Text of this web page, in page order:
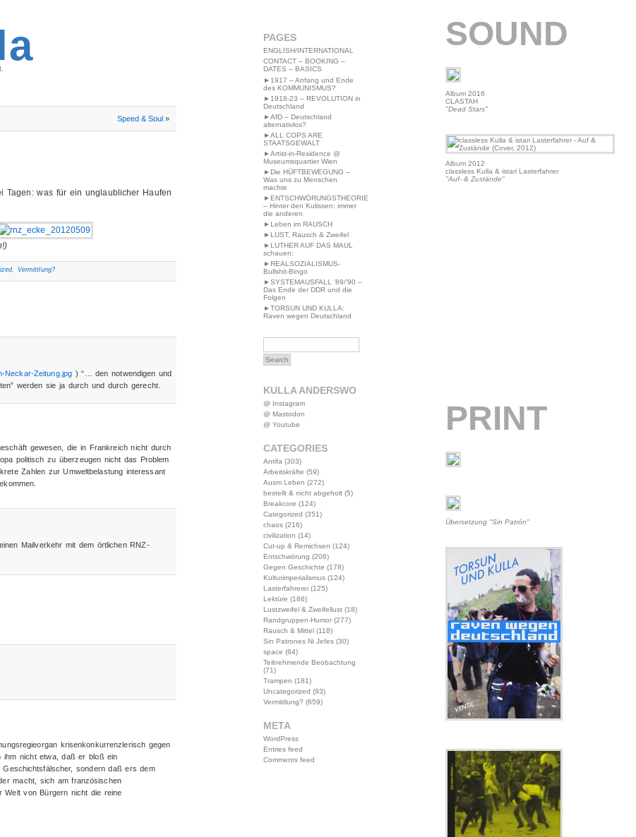
Speed & Soul»
Tagen: was für ein unglaublicher Haufen
, Vermittlung?
Neckar-Zeitung.jpg ) “… den notwendigen und
werden sie ja durch und durch gerecht.
gewesen, die in Frankreich nicht durch
politisch zu überzeugen nicht das Problem
Zahlen zur Umweltbelastung interessant
Mailverkehr mit dem örtlichen RNZ-
krisenkonkurrenzlerisch gegen
ihm nicht etwa, daß er bloß ein
sondern daß ers dem
macht, sich am französischen
von Bürgern nicht die reine
PAGES
ENGLISH/INTERNATIONAL
CONTACT – BOOKING –
DATES – BASICS
►1917 – Anfang und Ende
des KOMMUNISMUS?
►1918-23 – REVOLUTION in
Deutschland
►AfD – Deutschland
alternativlos?
►ALL COPS ARE
STAATSGEWALT
►Artist-in-Residence @
Museumsquartier Wien
►Die HÜFTBEWEGUNG –
Was uns zu Menschen
machte
►ENTSCHWÖRUNGSTHEORIE
– Hinter den Kulissen: immer
die anderen
►Leben im RAUSCH
►LUST, Rausch & Zweifel
►LUTHER AUF DAS MAUL
schauen:
►REALSOZIALISMUS-
Bullshit-Bingo
►SYSTEMAUSFALL ’89/’90 –
Das Ende der DDR und die
Folgen
►TORSUN UND KULLA:
Raven wegen Deutschland
KULLA ANDERSWO
@ Instagram
@ Mastodon
@ Youtube
CATEGORIES
Antifa (303)
Arbeitskräfte (59)
Ausm Leben (272)
bestellt & nicht abgeholt(5)
Breakcore (124)
Categorized (351)
chaos(216)
civilization (14)
Cut-up & Remichsen (124)
Entschwörung (206)
Gegen Geschichte (178)
Kulturimperialismus(124)
Lasterfahrerei(125)
Lektüre (186)
Lustzweifel & Zweifellust(18)
Randgruppen-Humor(277)
Rausch & Mittel(118)
Sin Patrones Ni Jefes(30)
space (64)
Teilnehmende Beobachtung
(71)
Trampen (181)
Uncategorized (93)
Vermittlung? (659)
META
WordPress
Entries feed
Comments feed
SOUND
Album 2016
CLASTAH
"Dead Stars"
Album 2012
classless Kulla & istari Lasterfahrer
"Auf- & Zustände"
PRINT
Übersetzung "Sin Patrón"